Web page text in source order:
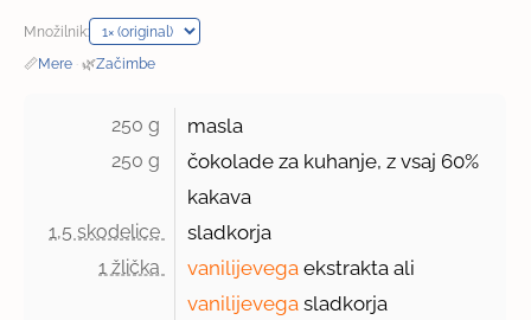
Množilnik:
📏Mere · 🌿Začimbe
250 g masla
250 g
čokolade za kuhanje, z vsaj 60%
kakava
1,5 skodelice sladkorja
1 žlička vanilijevega ekstrakta ali
vanilijevega sladkorja